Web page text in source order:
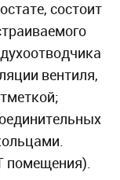
состоит
вентиля,
помещения).